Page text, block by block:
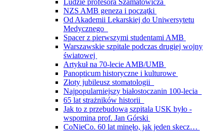
Ludzie profesora Szamatowicza
NZS AMB geneza i początki
Od Akademii Lekarskiej do Uniwersytetu
Medycznego
Spacer z pierwszymi studentami AMB
Warszawskie szpitale podczas drugiej wojny
światowej
Artykuł na 70-lecie AMB/UMB
Panopticum historyczne i kulturowe
Złoty jubileusz stomatologii
Najpopularniejszy białostoczanin 100-lecia
65 lat strażników historii
Jak to z przebudową szpitala USK było -
wspomina prof. Jan Górski
CoNieCo. 60 lat minęło, jak jeden skecz…